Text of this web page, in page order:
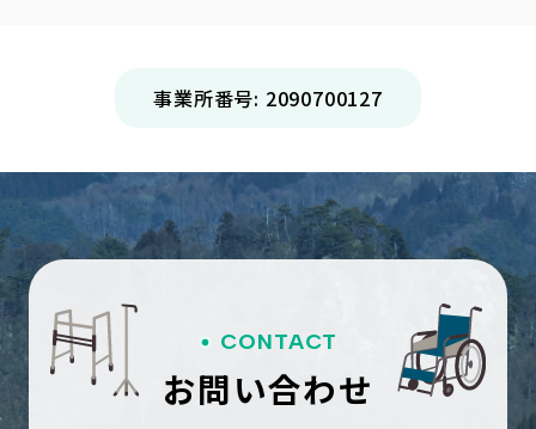
事業所番号: 2090700127
CONTACT
お問い合わせ